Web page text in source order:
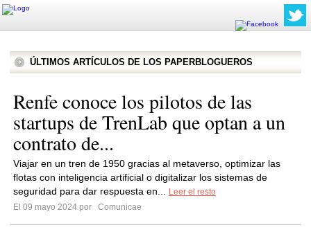
ÚLTIMOS ARTÍCULOS DE LOS PAPERBLOGUEROS
Renfe conoce los pilotos de las
startups de TrenLab que optan a un
contrato de...
Viajar en un tren de 1950 gracias al metaverso, optimizar las
flotas con inteligencia artificial o digitalizar los sistemas de
seguridad para dar respuesta en...
Leer el resto
El 09 mayo 2024 por
Comunicae